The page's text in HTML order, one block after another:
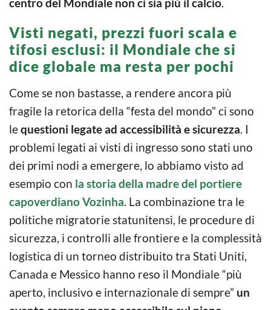
Visti negati, prezzi fuori scala e
tifosi esclusi: il Mondiale che si
dice globale ma resta per pochi
Come se non bastasse, a rendere ancora più
fragile la retorica della “festa del mondo” ci sono
lequestioni legate ad accessibilità e sicurezza. I
problemi legati ai visti di ingresso sono stati uno
dei primi nodi a emergere, lo abbiamo visto ad
esempio con la storia della madre del portiere
capoverdiano Vozinha. La combinazione tra le
politiche migratorie statunitensi, le procedure di
sicurezza, i controlli alle frontiere e la complessità
logistica di un torneo distribuito tra Stati Uniti,
Canada e Messico hanno reso il Mondiale “più
aperto, inclusivo e internazionale di sempre” un